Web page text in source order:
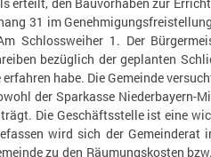
31 im
Schlossweiher 1. Der
bezüglich der geplanten
habe. Die Gemeinde
der Sparkasse Niederbayern-
Die Geschäftsstelle ist eine
wird sich der
zu den Räumungskosten